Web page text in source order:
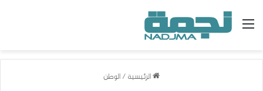
القائمة
الرئيسية/الوطن